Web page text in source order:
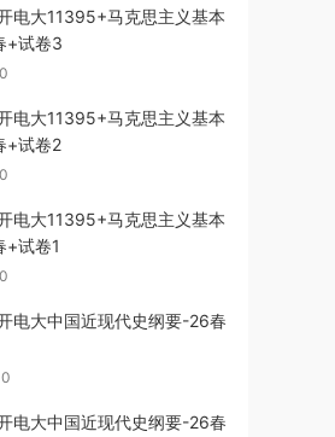
电大11395+马克思主义基本
+试卷3
电大11395+马克思主义基本
+试卷2
电大11395+马克思主义基本
+试卷1
电大中国近现代史纲要-26春
电大中国近现代史纲要-26春